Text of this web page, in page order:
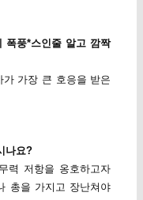
풍*스인줄 알고 깜짝
가장 큰 호응을 받은
나요?
력 저항을 옹호하고자
총을 가지고 장난쳐야